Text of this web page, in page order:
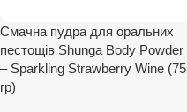
Смачна пудра для оральних
пестощів Shunga Body Powder
– Sparkling Strawberry Wine (75
гр)